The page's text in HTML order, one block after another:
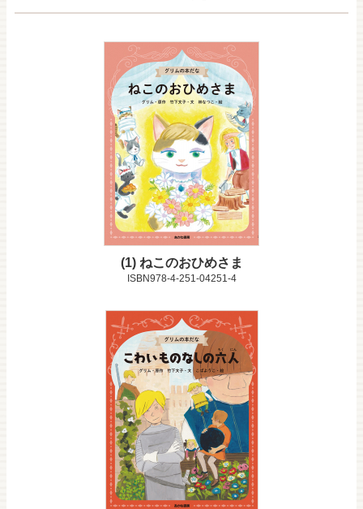
1 ねこのおひめさま
ISBN978-4-251-04251-4